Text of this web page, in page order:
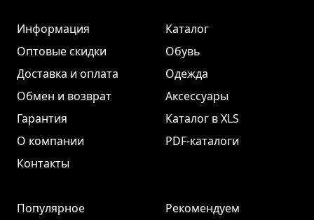
Информация
Оптовые скидки
Доставка и оплата
Обмен и возврат
Гарантия
О компании
Контакты
Каталог
Обувь
Одежда
Аксессуары
Каталог в XLS
PDF-каталоги
Популярное
Рекомендуем